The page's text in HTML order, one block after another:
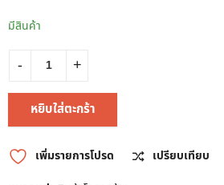
มีสินค้า
หยิบใส่ตะกร้า
เพิ่มรายการโปรด
เปรียบเทียบ